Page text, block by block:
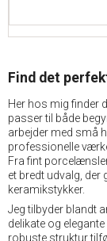
Find det
Her hos mig finder
passer til både
arbejder med små
professionelle
Fra fint
et bredt udvalg,
keramikstykker.
Jeg tilbyder blandt
delikate og
robuste struktur